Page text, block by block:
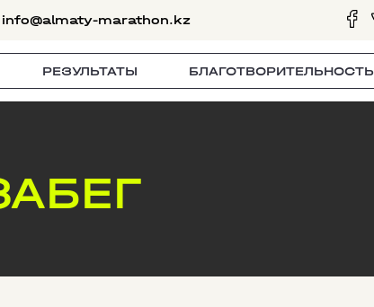
info@almaty-marathon.kz
РЕЗУЛЬТАТЫ БЛАГОТВОРИТЕЛЬНОСТЬ